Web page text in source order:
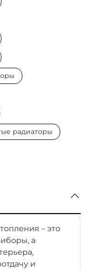
радиаторы
– это
а
и